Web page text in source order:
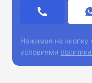
Нажимая на кнопку
условиями